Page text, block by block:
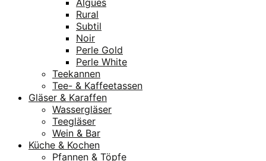
Rural
Subtil
Noir
Perle Gold
Perle White
Teekannen
Tee- & Kaffeetassen
Gläser & Karaffen
Wassergläser
Teegläser
Wein & Bar
Küche & Kochen
Pfannen & Töpfe